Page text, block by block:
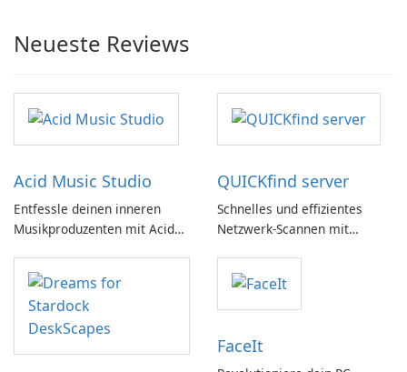
Neueste Reviews
Acid Music Studio
Entfessle deinen inneren
Musikproduzenten mit Acid
QUICKfind server
Schnelles und effizientes
Netzwerk-Scannen mit
FaceIt